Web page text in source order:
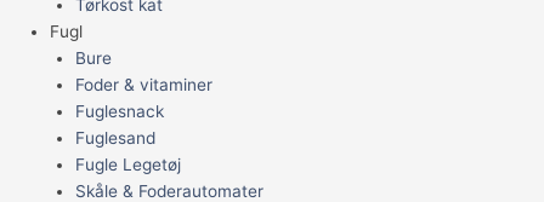
Tørkost kat
Fugl
Bure
Foder & vitaminer
Fuglesnack
Fuglesand
Fugle Legetøj
Skåle & Foderautomater